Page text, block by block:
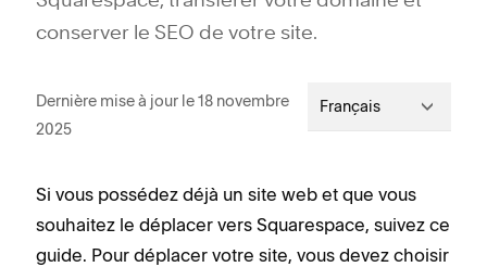
conserver le SEO de votre site.
Dernière mise à jour le 18 novembre
2025
Français
Si vous possédez déjà un site web et que vous
souhaitez le déplacer vers Squarespace, suivez ce
guide. Pour déplacer votre site, vous devez choisir